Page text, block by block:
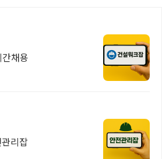
채용
리잡